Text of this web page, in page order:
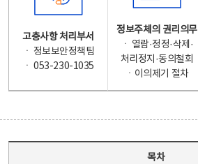
고충사항 처리부서
ㆍ 정보보안정책팀
ㆍ 053-230-1035
정보주체의 권리의무
ㆍ 열람·정정·삭제·
처리정지·동의철회
ㆍ이의제기 절차
목차